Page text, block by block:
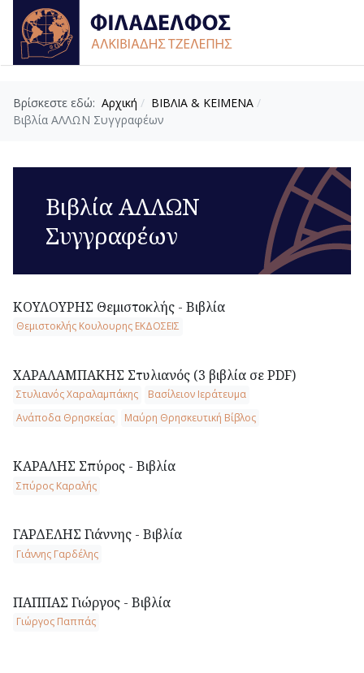
Βρίσκεστε εδώ: Αρχική
ΒΙΒΛΙΑ & ΚΕΙΜΕΝΑ
Βιβλία ΑΛΛΩΝ Συγγραφέων
Βιβλία ΑΛΛΩΝ
Συγγραφέων
ΚΟΥΛΟΥΡΗΣ Θεμιστοκλής - Βιβλία
Θεμιστοκλής Κουλουρης ΕΚΔΟΣΕΙΣ
ΧΑΡΑΛΑΜΠΑΚΗΣ Στυλιανός (3 βιβλία σε PDF)
Στυλιανός Χαραλαμπάκης
Βασίλειον Ιεράτευμα
Ανάποδα Θρησκείας
Μαύρη Θρησκευτική Βίβλος
ΚΑΡΑΛΗΣ Σπύρος - Βιβλία
Σπύρος Καραλής
ΓΑΡΔΕΛΗΣ Γιάννης - Βιβλία
Γιάννης Γαρδέλης
ΠΑΠΠΑΣ Γιώργος - Βιβλία
Γιώργος Παππάς